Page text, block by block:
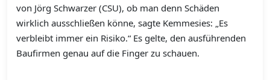
von Jörg Schwarzer (CSU), ob man denn Schäden
wirklich ausschließen könne, sagte Kemmesies: „Es
verbleibt immer ein Risiko.“ Es gelte, den ausführenden
Baufirmen genau auf die Finger zu schauen.